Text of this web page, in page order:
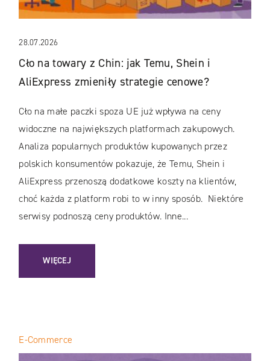
28.07.2026
Cło na towary z Chin: jak Temu, Shein i
AliExpress zmieniły strategie cenowe?
Cło na małe paczki spoza UE już wpływa na ceny
widoczne na największych platformach zakupowych.
Analiza popularnych produktów kupowanych przez
polskich konsumentów pokazuje, że Temu, Shein i
AliExpress przenoszą dodatkowe koszty na klientów,
choć każda z platform robi to w inny sposób. Niektóre
serwisy podnoszą ceny produktów. Inne...
WIĘCEJ
: CŁO NA TOWARY Z CHIN: JAK TEMU, SHEIN I ALIEXPRESS
E-Commerce